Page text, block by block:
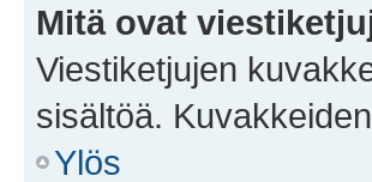
Mitä ovat
Viestiketjujen
sisältöä.
Ylös